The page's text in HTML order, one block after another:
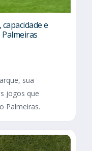
e
sua
jogos que
Palmeiras.